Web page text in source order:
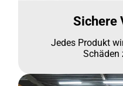
Sichere
Jedes Produkt
Schäden